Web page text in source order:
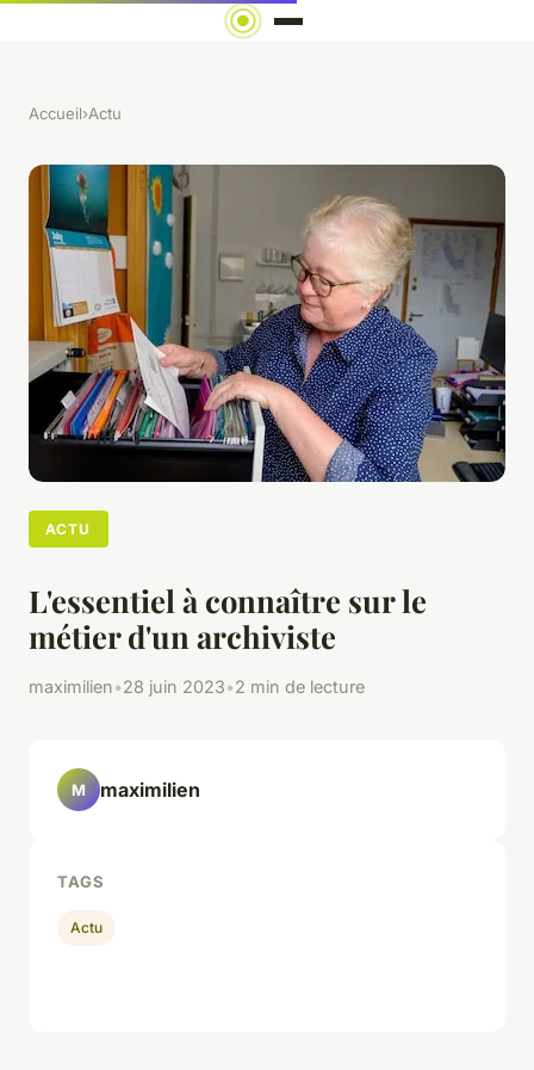
Accueil›Actu
ACTU
L'essentiel à connaître sur le
métier d'un archiviste
maximilien•28 juin 2023•2 min de lecture
M maximilien
TAGS
Actu